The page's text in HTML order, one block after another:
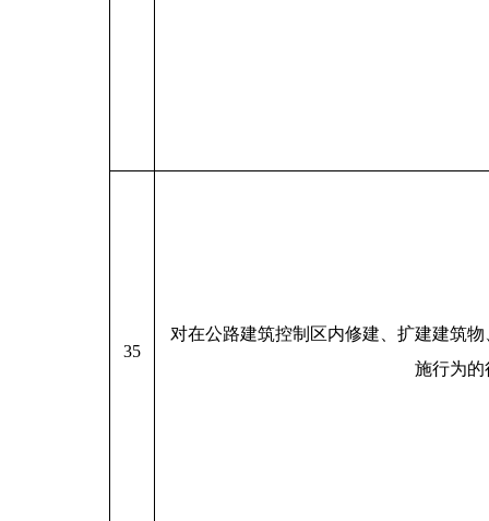
35
对在公路建筑控制区内修建、扩建建筑
施行为的